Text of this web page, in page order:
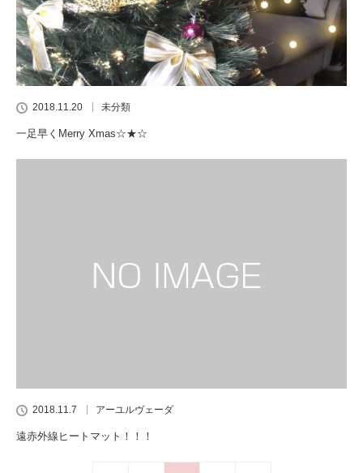
2018.11.20 未分類
一足早くMerry Xmas☆★☆
2018.11.7 アーユルヴェーダ
遠赤外線ヒートマット！！！